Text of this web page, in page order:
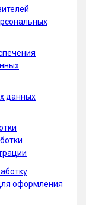
данных
оформления